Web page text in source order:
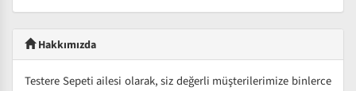
Hakkımızda
Testere Sepeti ailesi olarak, siz değerli müşterilerimize binlerce